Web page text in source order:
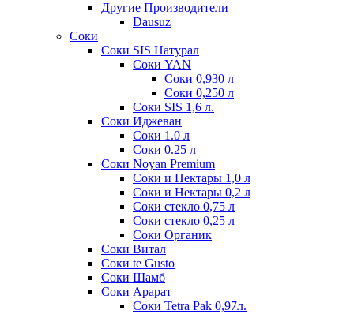
Другие Производители
Dausuz
Соки
Соки SIS Натурал
Соки YAN
Соки 0,930 л
Соки 0,250 л
Соки SIS 1,6 л.
Соки Иджеван
Соки 1.0 л
Соки 0.25 л
Соки Noyan Premium
Соки и Нектары 1,0 л
Соки и Нектары 0,2 л
Соки стекло 0,75 л
Соки стекло 0,25 л
Соки Органик
Соки Витал
Соки te Gusto
Соки Шамб
Соки Арарат
Соки Tetra Pak 0,97л.